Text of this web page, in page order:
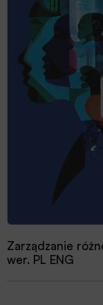
Zarządzanie
wer. PL ENG